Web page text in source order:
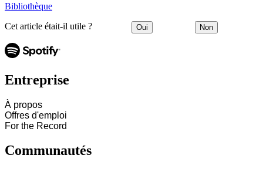
Bibliothèque
Cet article était-il utile ? Oui Non
Entreprise
À propos
Offres d'emploi
For the Record
Communautés